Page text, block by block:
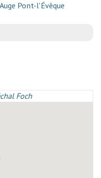
Pont-l'Évêque
Foch